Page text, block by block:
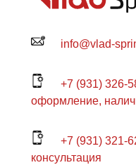
info@vlad-
+7 (931) 326-
оформление,
+7 (931) 321-
консультация